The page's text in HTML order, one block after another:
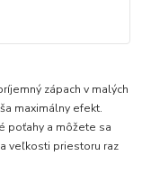
zápach v malých
maximálny efekt.
poťahy a môžete sa
veľkosti priestoru raz